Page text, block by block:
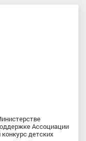
Ассоциации
детских